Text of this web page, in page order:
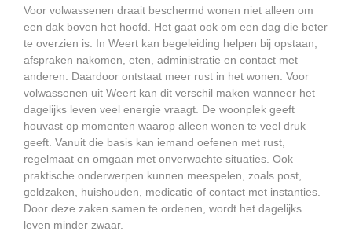
Voor volwassenen draait beschermd wonen niet alleen om
een dak boven het hoofd. Het gaat ook om een dag die beter
te overzien is. In Weert kan begeleiding helpen bij opstaan,
afspraken nakomen, eten, administratie en contact met
anderen. Daardoor ontstaat meer rust in het wonen. Voor
volwassenen uit Weert kan dit verschil maken wanneer het
dagelijks leven veel energie vraagt. De woonplek geeft
houvast op momenten waarop alleen wonen te veel druk
geeft. Vanuit die basis kan iemand oefenen met rust,
regelmaat en omgaan met onverwachte situaties. Ook
praktische onderwerpen kunnen meespelen, zoals post,
geldzaken, huishouden, medicatie of contact met instanties.
Door deze zaken samen te ordenen, wordt het dagelijks
leven minder zwaar.